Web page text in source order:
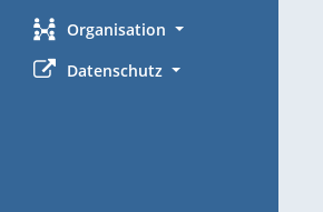
Organisation
Datenschutz